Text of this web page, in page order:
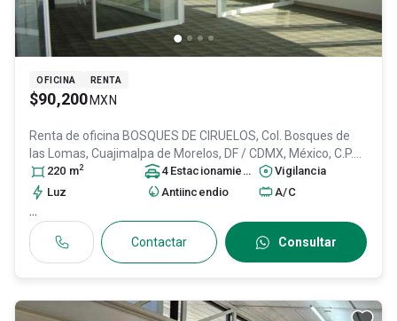
OFICINA RENTA
$90,200 MXN
Renta de oficina BOSQUES DE CIRUELOS, Col. Bosques de
las Lomas, Cuajimalpa de Morelos, DF / CDMX, México, C.P.
05120, ID:
220 m2 4 Estacionamiento s
Vigilancia
Luz
Antiincendio A/C
...
Contactar Consultar